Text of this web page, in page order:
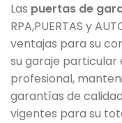
Las puertas de
RPA,PUERTAS y
ventajas para su
su garaje
profesional,
garantías de
vigentes para su